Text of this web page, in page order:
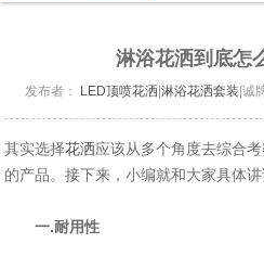
淋浴花洒到底怎
发布者： LED顶喷花洒 淋浴花洒套装 |诚
其实选择花洒应该从多个角度去综合
的产品。接下来，小编就和大家具体
一.耐用性